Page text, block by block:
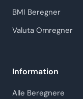
BMI Beregner
Valuta Omregner
Information
Alle Beregnere